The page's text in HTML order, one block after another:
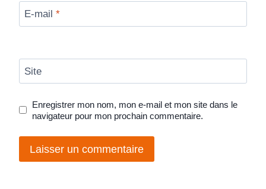
E-mail *
Site
Enregistrer mon nom, mon e-mail et mon site dans le
navigateur pour mon prochain commentaire.